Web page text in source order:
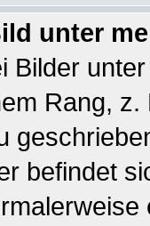
unter
Bilder
Rang,
befindet